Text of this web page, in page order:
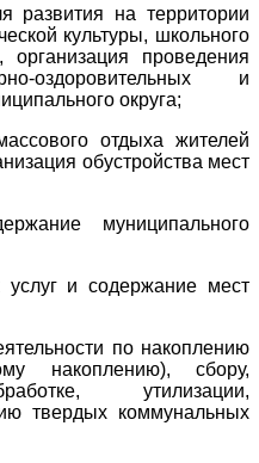
развития на территории
культуры, школьного
проведения
оздоровительных и
округа;
отдыха жителей
обустройства мест
муниципального
услуг и содержание мест
по накоплению
накоплению), сбору,
утилизации,
твердых коммунальных